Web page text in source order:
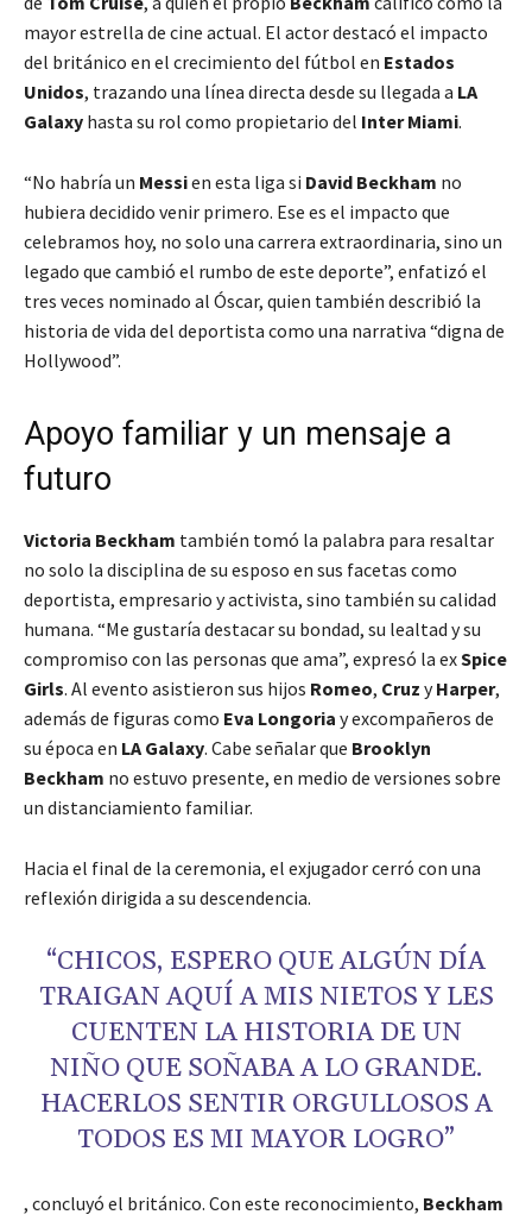
mayor estrella de cine actual. El actor destacó el impacto
del británico en el crecimiento del fútbol en Estados
Unidos, trazando una línea directa desde su llegada a LA
Galaxy hasta su rol como propietario del Inter Miami.
“No habría un Messien esta liga si David Beckham no
hubiera decidido venir primero. Ese es el impacto que
celebramos hoy, no solo una carrera extraordinaria, sino un
legado que cambió el rumbo de este deporte”, enfatizó el
tres veces nominado al Óscar, quien también describió la
historia de vida del deportista como una narrativa “digna de
Hollywood”.
Apoyo familiar y un mensaje a
futuro
Victoria Beckham también tomó la palabra para resaltar
no solo la disciplina de su esposo en sus facetas como
deportista, empresario y activista, sino también su calidad
humana. “Me gustaría destacar su bondad, su lealtad y su
compromiso con las personas que ama”, expresó la exSpice
Girls. Al evento asistieron sus hijos Romeo, Cruz yHarper,
además de figuras como Eva Longoria y excompañeros de
su época en LA Galaxy. Cabe señalar que Brooklyn
Beckham no estuvo presente, en medio de versiones sobre
un distanciamiento familiar.
Hacia el final de la ceremonia, el exjugador cerró con una
reflexión dirigida a su descendencia.
“CHICOS, ESPERO QUE ALGÚN DÍA
TRAIGAN AQUÍ A MIS NIETOS Y LES
CUENTEN LA HISTORIA DE UN
NIÑO QUE SOÑABA A LO GRANDE.
HACERLOS SENTIR ORGULLOSOS A
TODOS ES MI MAYOR LOGRO”
, concluyó el británico. Con este reconocimiento, Beckham